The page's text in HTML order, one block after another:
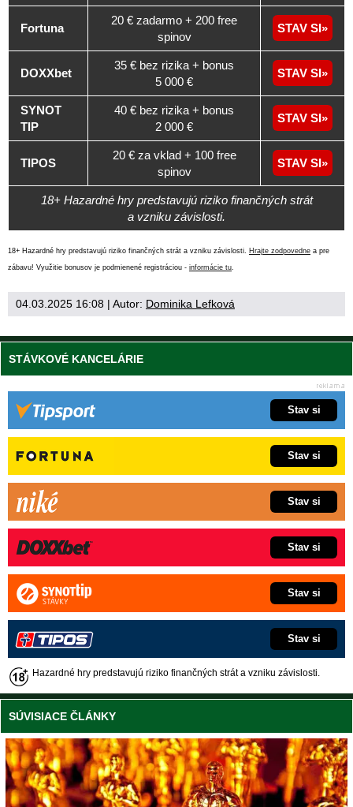
Fortuna
20 € zadarmo + 200 free
spinov
STAV SI
DOXXbet
35 € bez rizika + bonus
5 000 €
STAV SI
SYNOT
TIP
40 € bez rizika + bonus
2 000 €
STAV SI
TIPOS
20 € za vklad + 100 free
spinov
STAV SI
18+ Hazardné hry predstavujú riziko finančných strát
a vzniku závislosti.
18+ Hazardné hry predstavujú riziko finančných strát a vzniku závislosti. Hrajte zodpovedne a pre
zábavu! Využitie bonusov je podmienené registráciou - informácie tu.
04.03.2025 16:08 | Autor: Dominika Lefková
STÁVKOVÉ KANCELÁRIE
Stav si
Stav si
Stav si
Stav si
Stav si
Stav si
Hazardné hry predstavujú riziko finančných strát a vzniku závislosti.
SÚVISIACE ČLÁNKY